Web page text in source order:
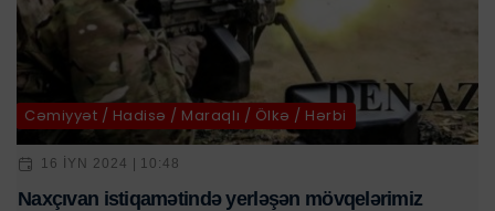
Cəmiyyət / Hadisə / Maraqlı / Ölkə / Hərbi
16 IYN 2024 | 10:48
Naxçıvan istiqamətində yerləşən mövqelərimiz